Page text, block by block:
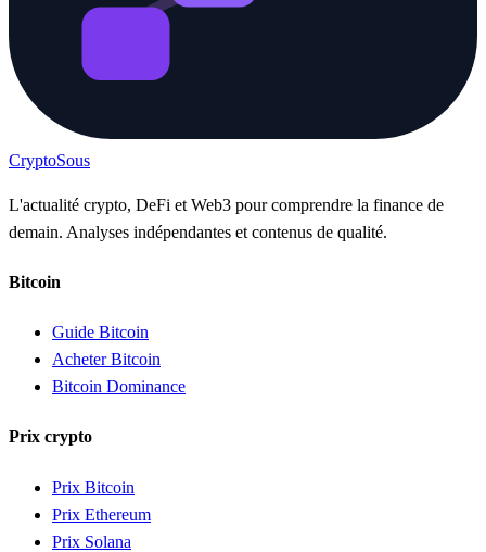
CryptoSous
L'actualité crypto, DeFi et Web3 pour comprendre la finance de
demain. Analyses indépendantes et contenus de qualité.
Bitcoin
Guide Bitcoin
Acheter Bitcoin
Bitcoin Dominance
Prix crypto
Prix Bitcoin
Prix Ethereum
Prix Solana